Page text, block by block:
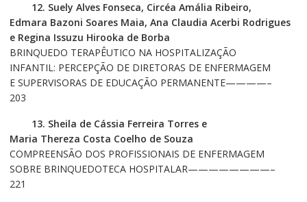
12. Suely Alves Fonseca, Circéa Amália Ribeiro,
Edmara Bazoni Soares Maia, Ana Claudia Acerbi Rodrigues
e Regina Issuzu Hirooka de Borba
BRINQUEDO TERAPÊUTICO NA HOSPITALIZAÇÃO
INFANTIL: PERCEPÇÃO DE DIRETORAS DE ENFERMAGEM
E SUPERVISORAS DE EDUCAÇÃO PERMANENTE————–
203
13. Sheila de Cássia Ferreira Torres e
Maria Thereza Costa Coelho de Souza
COMPREENSÃO DOS PROFISSIONAIS DE ENFERMAGEM
SOBRE BRINQUEDOTECA HOSPITALAR————————–
221